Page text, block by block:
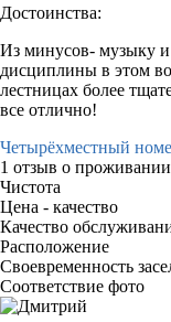
Достоинства:
Из минусов- музыку
дисциплины в этом
лестницах более
все отлично!
Четырёхместный
1 отзыв о проживании
Чистота
Цена - качество
Качество
Расположение
Своевременность
Соответствие фото